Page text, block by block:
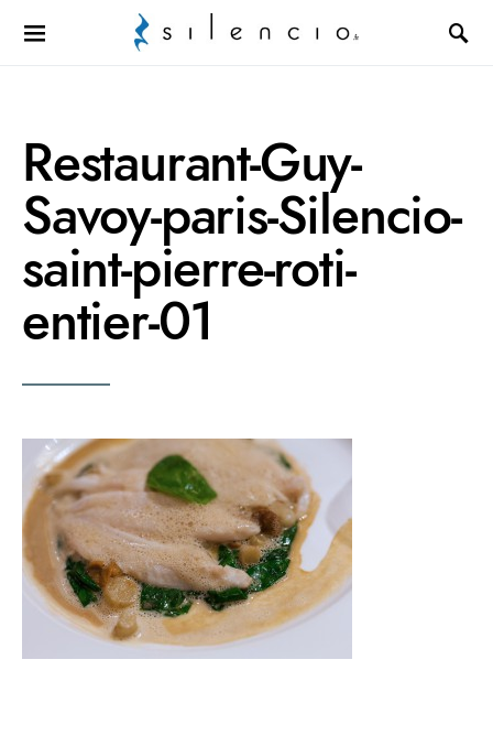
Search for:
Restaurant-Guy-
Savoy-paris-Silencio-
saint-pierre-roti-
entier-01